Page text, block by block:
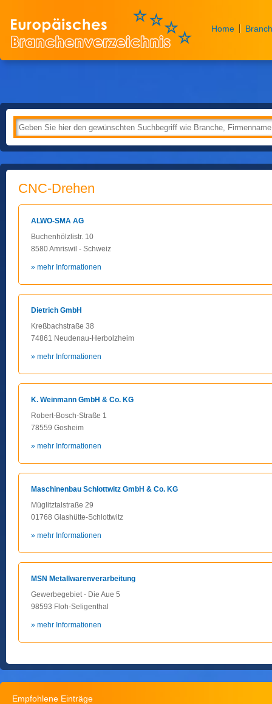
Home
CNC-Drehen
ALWO-SMA AG
Buchenhölzlistr. 10
8580 Amriswil - Schweiz
» mehr Informationen
Dietrich GmbH
Kreßbachstraße 38
74861 Neudenau-Herbolzheim
» mehr Informationen
K. Weinmann GmbH & Co. KG
Robert-Bosch-Straße 1
78559 Gosheim
» mehr Informationen
Maschinenbau Schlottwitz GmbH & Co. KG
Müglitztalstraße 29
01768 Glashütte-Schlottwitz
» mehr Informationen
MSN Metallwarenverarbeitung
Gewerbegebiet - Die Aue 5
98593 Floh-Seligenthal
» mehr Informationen
Empfohlene Einträge